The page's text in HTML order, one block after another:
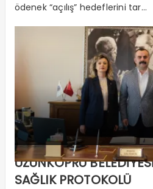
ödenek “açılış” hedeflerini tar...
UZUNKÖPRÜ
SAĞLIK PROTOKOLÜ